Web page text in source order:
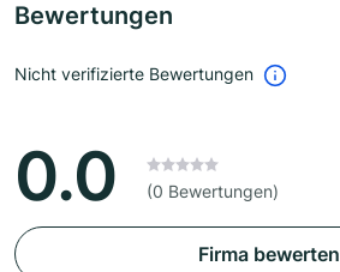
Bewertungen
Nicht verifizierte Bewertungen
0.0 (0 Bewertungen)
Firma bewerten